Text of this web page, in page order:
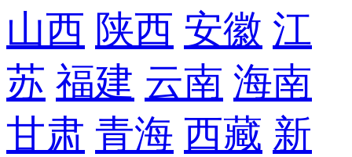
山西 陕西 安徽 江
苏 福建 云南 海南
甘肃 青海 西藏 新